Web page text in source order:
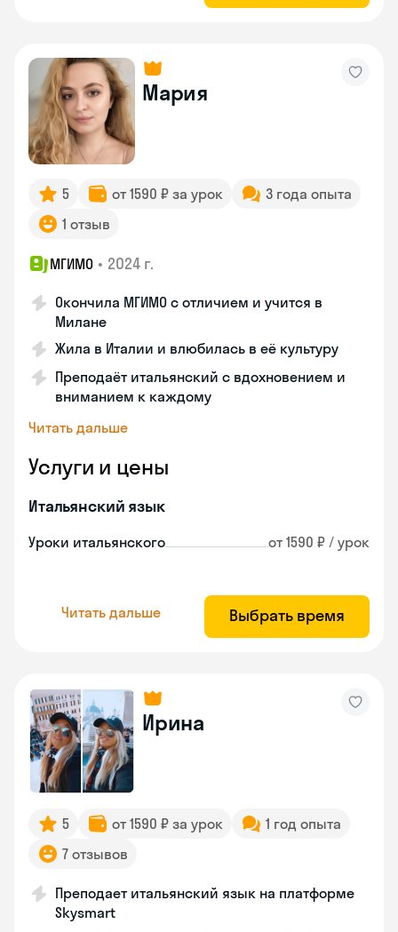
Мария
5 от 1590 ₽ за урок
3 года опыта
1 отзыв
МГИМО • 2024 г.
Окончила МГИМО с отличием и учится в
Милане
Жила в Италии и влюбилась в её культуру
Преподаёт итальянский с вдохновением и
вниманием к каждому
Читать дальше
Услуги и цены
Итальянский язык
Уроки итальянского от 1590 ₽ / урок
Читать дальше Выбрать время
Ирина
5 от 1590 ₽ за урок
1 год опыта
7 отзывов
Преподает итальянский язык на платформе
Skysmart